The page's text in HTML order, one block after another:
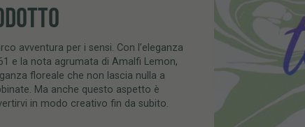
avventura per i sensi. Con l’eleganza
e la nota agrumata di Amalfi Lemon,
floreale che non lascia nulla a
Ma anche questo aspetto è
in modo creativo fin da subito.